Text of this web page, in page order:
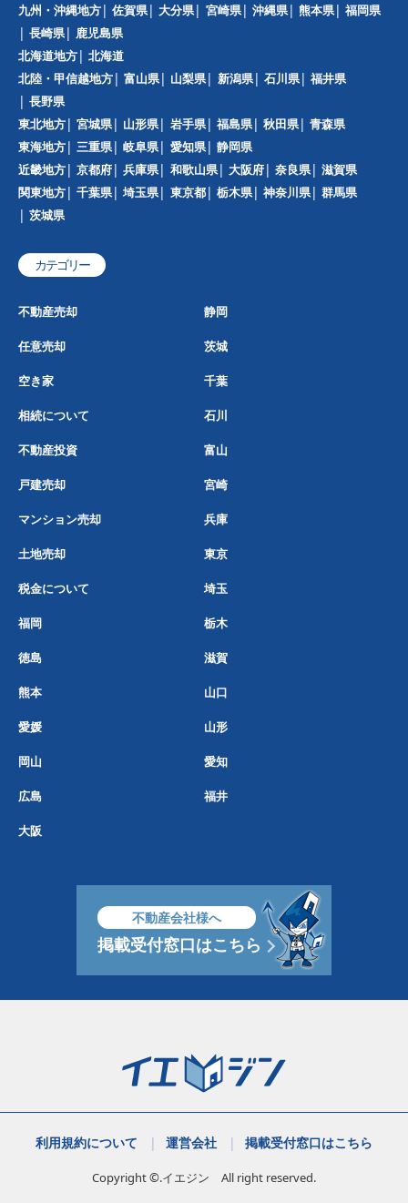
九州・沖縄地方
佐賀県 大分県 宮崎県 沖縄県 熊本県
福岡県
長崎県
鹿児島県
北海道地方
北海道
北陸・甲信越地方
富山県 山梨県 新潟県 石川県
福井県
長野県
東北地方
宮城県 山形県 岩手県 福島県 秋田県
青森県
東海地方
三重県 岐阜県 愛知県
静岡県
近畿地方
京都府 兵庫県 和歌山県 大阪府 奈良県
滋賀県
関東地方
千葉県 埼玉県 東京都 栃木県 神奈川県
群馬県
茨城県
カテゴリー
不動産売却 静岡
任意売却 茨城
空き家 千葉
相続について 石川
不動産投資 富山
戸建売却 宮崎
マンション売却 兵庫
土地売却 東京
税金について 埼玉
福岡 栃木
徳島 滋賀
熊本 山口
愛媛 山形
岡山 愛知
広島 福井
大阪
不動産会社様へ
掲載受付窓口はこちら
利用規約について 運営会社 掲載受付窓口はこちら
Copyright ©.イエジン All right reserved.